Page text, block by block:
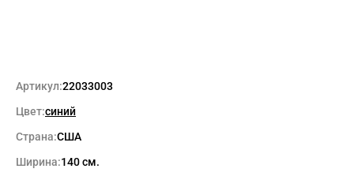
Артикул:22033003
Цвет:синий
Страна:США
Ширина:140 см.